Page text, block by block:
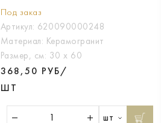
Под заказ
Артикул: 620090000248
Материал: Керамогранит
Размер, см: 30 х 60
368,50 РУБ/
ШТ
шт